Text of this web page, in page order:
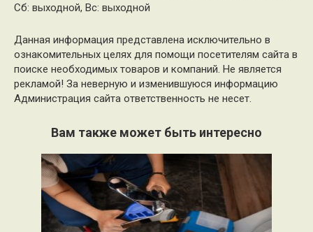
Сб: выходной, Вс: выходной
Данная информация представлена исключительно в
ознакомительных целях для помощи посетителям сайта в
поиске необходимых товаров и компаний. Не является
рекламой! За неверную и изменившуюся информацию
Администрация сайта ответственность не несет.
Вам также может быть интересно